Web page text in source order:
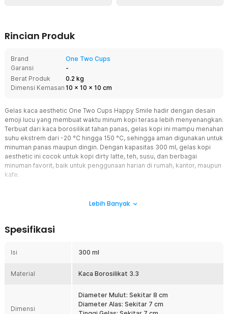
Rincian Produk
Brand
One Two Cups
Garansi
-
Berat Produk
0.2 kg
Dimensi Kemasan 10 x 10 x 10 cm
Gelas kaca aesthetic One Two Cups Happy Smile hadir dengan desain
emoji lucu yang membuat waktu minum kopi terasa lebih menyenangkan.
Terbuat dari kaca borosilikat tahan panas, gelas kopi ini mampu menahan
suhu ekstrem dari -20 °C hingga 150 °C, sehingga aman digunakan untuk
minuman panas maupun dingin. Dengan kapasitas 300 ml, gelas kopi
aesthetic ini cocok untuk kopi dirty latte, teh, susu, dan berbagai
minuman favorit, baik untuk penggunaan harian di rumah, kantor, maupun
kafe.
pelepasan panas atau dingin lebih cepat sehingga minuman lebih
gelas kopi lucu ini memberikan kesan unik dan playful pada setiap
Material kaca borosilikat 3.3 pada gelas ini dikenal kuat dan tahan
terhadap perubahan suhu ekstrem. Anda dapat menggunakan
gelas kaca tahan panas ini untuk menyeduh kopi panas, teh,
Lebih Banyak
Spesifikasi
Isi 300 ml
Material Kaca Borosilikat 3.3
Dimensi
Diameter Mulut: Sekitar 8 cm
Diameter Alas: Sekitar 7 cm